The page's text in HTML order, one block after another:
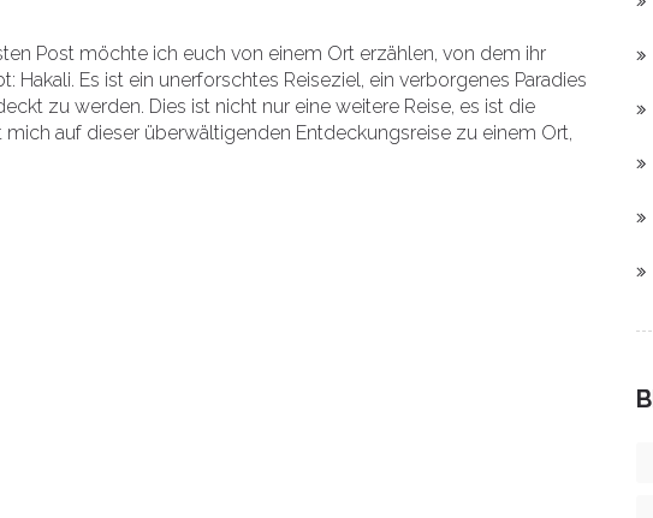
Post möchte ich euch von einem Ort erzählen, von dem ihr
Hakali. Es ist ein unerforschtes Reiseziel, ein verborgenes Paradies
zu werden. Dies ist nicht nur eine weitere Reise, es ist die
auf dieser überwältigenden Entdeckungsreise zu einem Ort,